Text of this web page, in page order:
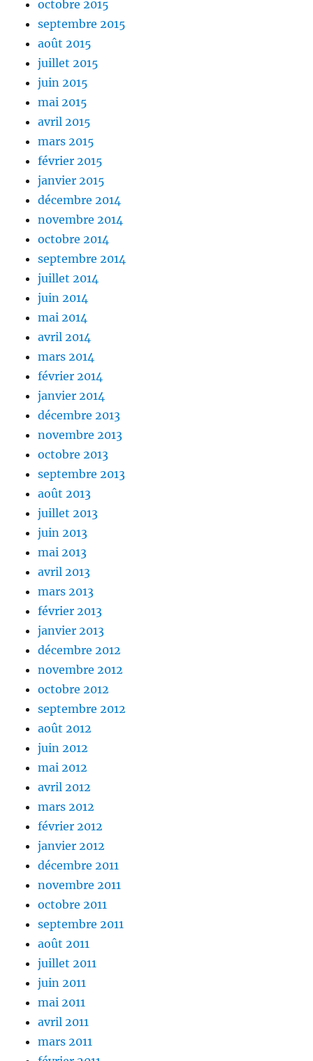
octobre 2015
septembre 2015
août 2015
juillet 2015
juin 2015
mai 2015
avril 2015
mars 2015
février 2015
janvier 2015
décembre 2014
novembre 2014
octobre 2014
septembre 2014
juillet 2014
juin 2014
mai 2014
avril 2014
mars 2014
février 2014
janvier 2014
décembre 2013
novembre 2013
octobre 2013
septembre 2013
août 2013
juillet 2013
juin 2013
mai 2013
avril 2013
mars 2013
février 2013
janvier 2013
décembre 2012
novembre 2012
octobre 2012
septembre 2012
août 2012
juin 2012
mai 2012
avril 2012
mars 2012
février 2012
janvier 2012
décembre 2011
novembre 2011
octobre 2011
septembre 2011
août 2011
juillet 2011
juin 2011
mai 2011
avril 2011
mars 2011